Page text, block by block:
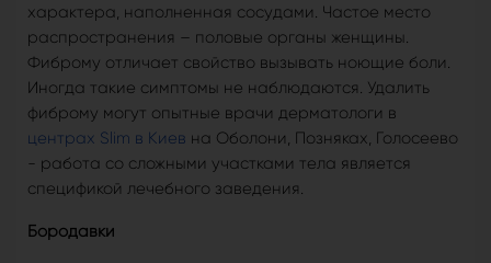
характера, наполненная сосудами. Частое место
распространения – половые органы женщины.
Фиброму отличает свойство вызывать ноющие боли.
Иногда такие симптомы не наблюдаются. Удалить
фиброму могут опытные врачи дерматологи в
центрах Slim в Киев на Оболони, Позняках, Голосеево
- работа со сложными участками тела является
спецификой лечебного заведения.
Бородавки